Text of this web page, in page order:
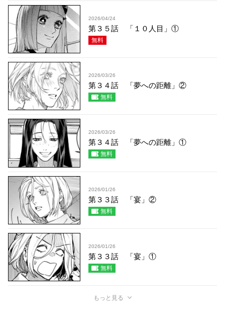
2026/04/24
第３５話 「１０人目」①
無料
2026/03/26
第３４話 「夢への距離」②
無料
2026/03/26
第３４話 「夢への距離」①
無料
2026/01/26
第３３話 「宴」②
無料
2026/01/26
第３３話 「宴」①
無料
もっと見る